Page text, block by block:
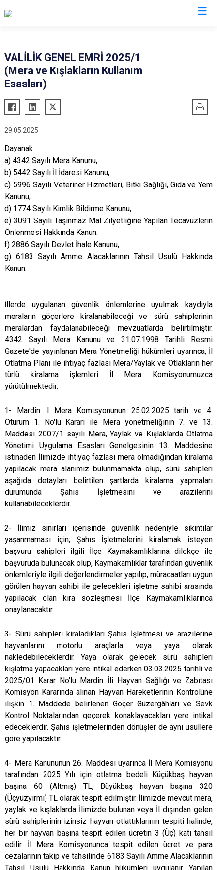
VALİLİK GENEL EMRİ 2025/1
(Mera ve Kışlakların Kullanım
Esasları)
29.05.2025
Dayanak
a) 4342 Sayılı Mera Kanunu,
b) 5442 Sayılı İl İdaresi Kanunu,
c) 5996 Sayılı Veteriner Hizmetleri, Bitki Sağlığı, Gıda ve Yem
Kanunu,
d) 1774 Sayılı Kimlik Bildirme Kanunu,
e) 3091 Sayılı Taşınmaz Mal Zilyetliğine Yapılan Tecavüzlerin
Önlenmesi Hakkında Kanun.
f) 2886 Sayılı Devlet İhale Kanunu,
g) 6183 Sayılı Amme Alacaklarının Tahsil Usulü Hakkında
Kanun.
İllerde uygulanan güvenlik önlemlerine uyulmak kaydıyla
meraların göçerlere kiralanabileceği ve sürü sahiplerinin
meralardan faydalanabileceği mevzuatlarda belirtilmiştir.
4342 Sayılı Mera Kanunu ve 31.07.1998 Tarihli Resmi
Gazete'de yayınlanan Mera Yönetmeliği hükümleri uyarınca, İl
Otlatma Planı ile ihtiyaç fazlası Mera/Yaylak ve Otlakların her
türlü kiralama işlemleri İl Mera Komisyonumuzca
yürütülmektedir.
1- Mardin İl Mera Komisyonunun 25.02.2025 tarih ve 4.
Oturum 1. No'lu Kararı ile Mera yönetmeliğinin 7. ve 13.
Maddesi 2007/1 sayılı Mera, Yaylak ve Kışlaklarda Otlatma
Yönetimi Uygulama Esasları Genelgesinin 13. Maddesine
istinaden İlimizde ihtiyaç fazlası mera olmadığından kiralama
yapılacak mera alanımız bulunmamakta olup, sürü sahipleri
aşağıda detayları belirtilen şartlarda kiralama yapmaları
durumunda Şahıs İşletmesini ve arazilerini
kullanabileceklerdir.
2- İlimiz sınırları içerisinde güvenlik nedeniyle sıkıntılar
yaşanmaması için; Şahıs İşletmelerini kiralamak isteyen
başvuru sahipleri ilgili İlçe Kaymakamlıklarına dilekçe ile
başvuruda bulunacak olup, Kaymakamlıklar tarafından güvenlik
önlemleriyle ilgili değerlendirmeler yapılıp, müracaatları uygun
görülen hayvan sahibi ile gelecekleri işletme sahibi arasında
yapılacak olan kira sözleşmesi İlçe Kaymakamlıklarınca
onaylanacaktır.
3- Sürü sahipleri kiraladıkları Şahıs İşletmesi ve arazilerine
hayvanlarını motorlu araçlarla veya yaya olarak
nakledebileceklerdir. Yaya olarak gelecek sürü sahipleri
kışlatma yapacakları yere intikal ederken 03.03.2025 tarihli ve
2025/01 Karar No'lu Mardin İli Hayvan Sağlığı ve Zabıtası
Komisyon Kararında alınan Hayvan Hareketlerinin Kontrolüne
ilişkin 1. Maddede belirlenen Göçer Güzergâhları ve Sevk
Kontrol Noktalarından geçerek konaklayacakları yere intikal
edeceklerdir. Şahıs işletmelerinden dönüşler de aynı usullere
göre yapılacaktır.
4- Mera Kanununun 26. Maddesi uyarınca İl Mera Komisyonu
tarafından 2025 Yılı için otlatma bedeli Küçükbaş hayvan
başına 60 (Altmış) TL, Büyükbaş hayvan başına 320
(Üçyüzyirmi) TL olarak tespit edilmiştir. İlimizde mevcut mera,
yaylak ve kışlaklarda İlimizde bulunan veya İl dışından gelen
sürü sahiplerinin izinsiz hayvan otlattıklarının tespiti halinde,
her bir hayvan başına tespit edilen ücretin 3 (Üç) katı tahsil
edilir. İl Mera Komisyonunca tespit edilen ücret ve para
cezalarının takip ve tahsilinde 6183 Sayılı Amme Alacaklarının
Tahsil Usulü Hakkında Kanun hükümleri uygulanır. Yapılan